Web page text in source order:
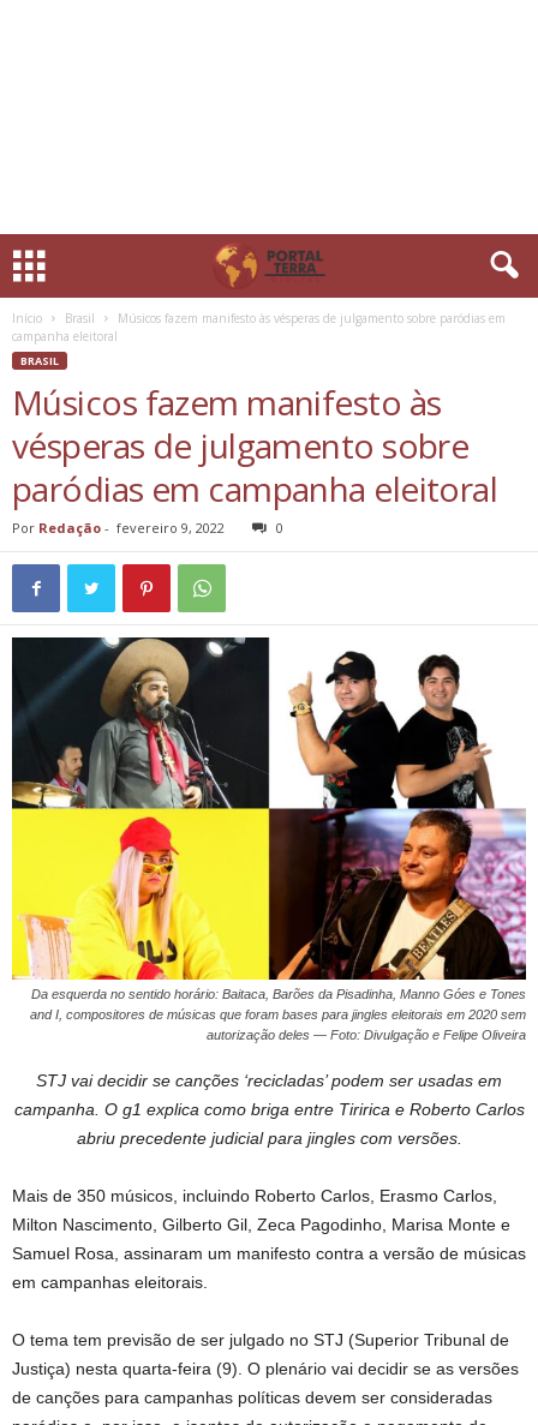
Início Brasil
Músicos fazem manifesto às vésperas de julgamento sobre paródias em
campanha eleitoral
BRASIL
Músicos fazem manifesto às
vésperas de julgamento sobre
paródias em campanha eleitoral
Por Redação - fevereiro 9, 2022 0
Da esquerda no sentido horário: Baitaca, Barões da Pisadinha, Manno Góes e Tones
and I, compositores de músicas que foram bases para jingles eleitorais em 2020 sem
autorização deles — Foto: Divulgação e Felipe Oliveira
STJ vai decidir se canções ‘recicladas’ podem ser usadas em
campanha. O g1 explica como briga entre Tiririca e Roberto Carlos
abriu precedente judicial para jingles com versões.
Mais de 350 músicos, incluindo Roberto Carlos, Erasmo Carlos,
Milton Nascimento, Gilberto Gil, Zeca Pagodinho, Marisa Monte e
Samuel Rosa, assinaram um manifesto contra a versão de músicas
em campanhas eleitorais.
O tema tem previsão de ser julgado no STJ (Superior Tribunal de
Justiça) nesta quarta-feira (9). O plenário vai decidir se as versões
de canções para campanhas políticas devem ser consideradas